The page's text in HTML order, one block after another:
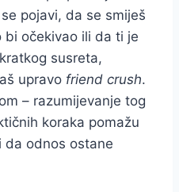
pojavi, da se smiješ
bi očekivao ili da ti je
susreta,
upravo friend crush.
– razumijevanje tog
koraka pomažu
da odnos ostane